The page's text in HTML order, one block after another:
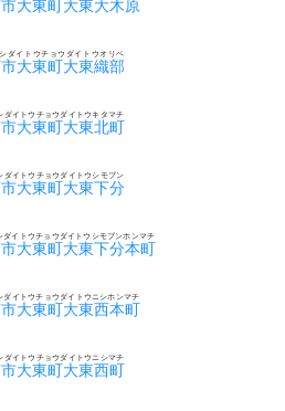
大東町大東大木原
大東町大東織部
ダイトウチョウダイトウオリベ
大東町大東北町
ダイトウチョウダイトウキタマチ
大東町大東下分
ダイトウチョウダイトウシモブン
大東町大東下分本町
ダイトウチョウダイトウシモブンホンマチ
大東町大東西本町
ダイトウチョウダイトウニシホンマチ
大東町大東西町
ダイトウチョウダイトウニシマチ